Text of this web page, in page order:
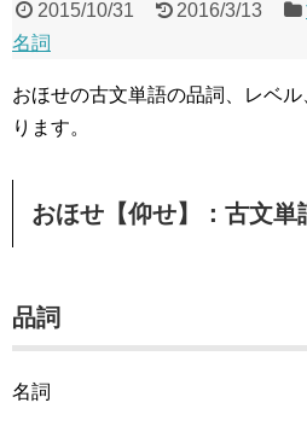
2015/10/31 2016/3/13
名詞
おほせの古文単語の品詞、レベ
ります。
おほせ【仰せ】：古文単
品詞
名詞